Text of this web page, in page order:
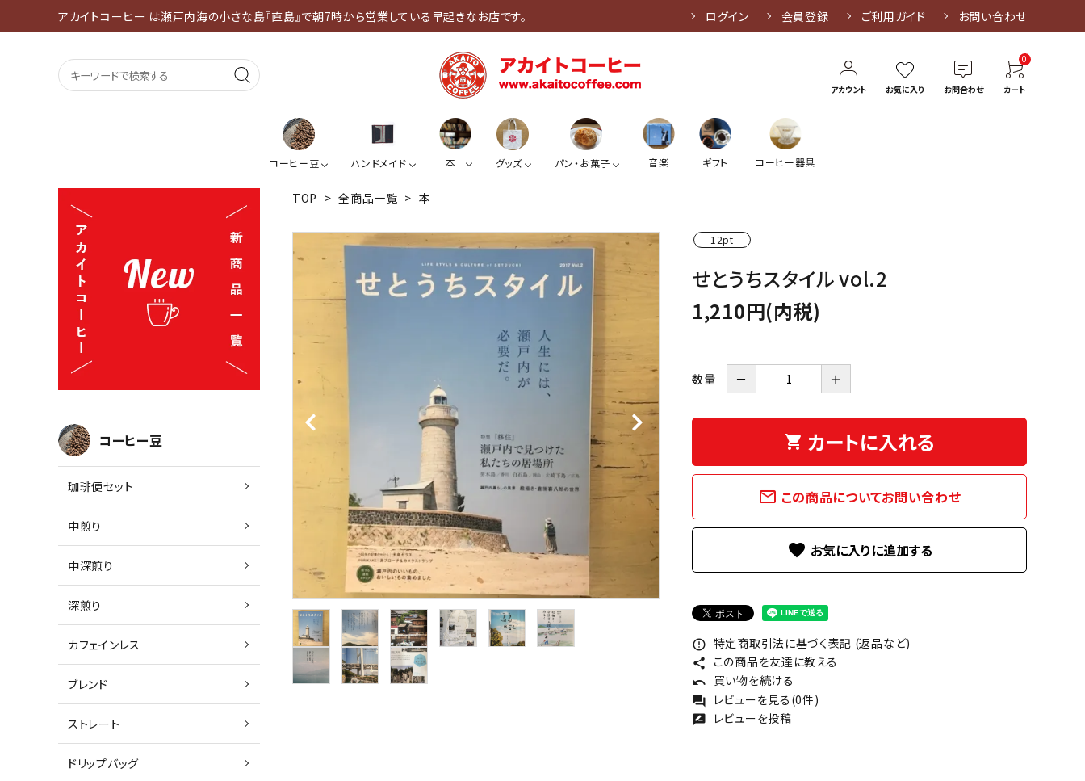
アカイトコーヒー は瀬戸内海の小さな島『直島』で朝7時から営業している早起きなお店です。 ログイン 会員登録 ご利用ガイド お問い合わせ
アカウント お気に入り お問合わせ
0
カート
コーヒー豆 ハンドメイド 本 グッズ パン・お菓子 音楽 ギフト コーヒー器具
TOP > 全商品一覧 > 本
12pt
せとうちスタイル vol.2
1,210円(内税)
数量 － ＋
shopping_cart カートに入れる
mail_outline この商品についてお問い合わせ
favorite
error_outline 特定商取引法に基づく表記 (返品など)
share この商品を友達に教える
undo 買い物を続ける
forum レビューを見る(0件)
rate_review レビューを投稿
コーヒー豆
珈琲便セット
中煎り
中深煎り
深煎り
カフェインレス
ブレンド
ストレート
ドリップバッグ